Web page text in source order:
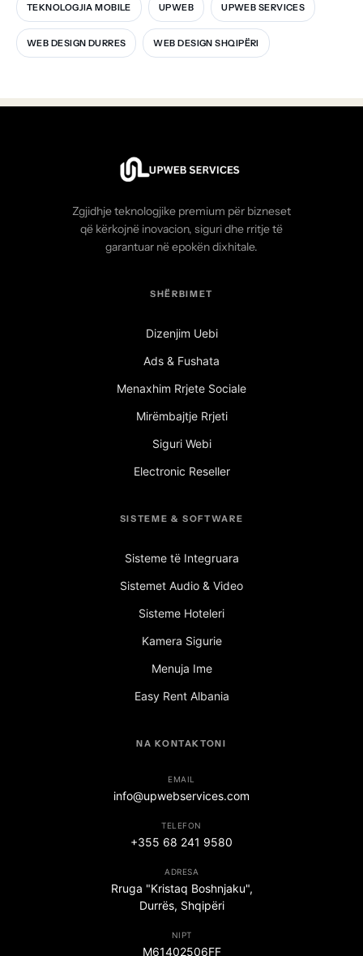
TEKNOLOGJIA MOBILE UPWEB UPWEB SERVICES
WEB DESIGN DURRES WEB DESIGN SHQIPËRI
Zgjidhje teknologjike premium për bizneset
që kërkojnë inovacion, siguri dhe rritje të
garantuar në epokën dixhitale.
SHËRBIMET
Dizenjim Uebi
Ads & Fushata
Menaxhim Rrjete Sociale
Mirëmbajtje Rrjeti
Siguri Webi
Electronic Reseller
SISTEME & SOFTWARE
Sisteme të Integruara
Sistemet Audio & Video
Sisteme Hoteleri
Kamera Sigurie
Menuja Ime
Easy Rent Albania
NA KONTAKTONI
EMAIL
info@upwebservices.com
TELEFON
+355 68 241 9580
ADRESA
Rruga "Kristaq Boshnjaku",
Durrës, Shqipëri
NIPT
M61402506FF